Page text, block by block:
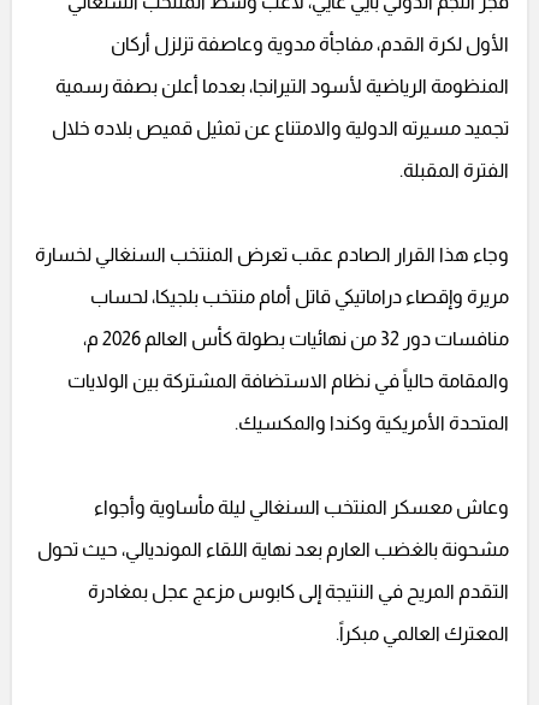
الأول لكرة القدم، مفاجأة مدوية وعاصفة تزلزل أركان
المنظومة الرياضية لأسود التيرانجا، بعدما أعلن بصفة رسمية
تجميد مسيرته الدولية والامتناع عن تمثيل قميص بلاده خلال
الفترة المقبلة.
وجاء هذا القرار الصادم عقب تعرض المنتخب السنغالي لخسارة
مريرة وإقصاء دراماتيكي قاتل أمام منتخب بلجيكا، لحساب
منافسات دور 32 من نهائيات بطولة كأس العالم 2026 م،
والمقامة حالياً في نظام الاستضافة المشتركة بين الولايات
المتحدة الأمريكية وكندا والمكسيك.
وعاش معسكر المنتخب السنغالي ليلة مأساوية وأجواء
مشحونة بالغضب العارم بعد نهاية اللقاء المونديالي، حيث تحول
التقدم المريح في النتيجة إلى كابوس مزعج عجل بمغادرة
المعترك العالمي مبكراً.